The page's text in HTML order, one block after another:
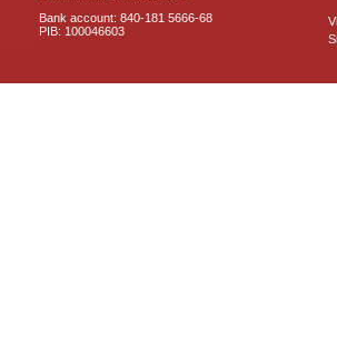
Bank account: 840-181 5666-68
PIB: 100046603